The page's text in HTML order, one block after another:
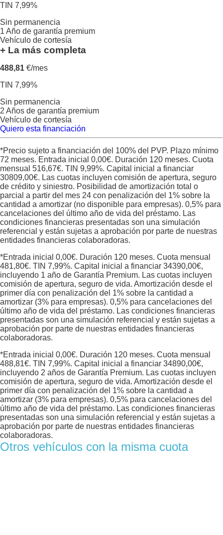
TIN 7,99%
Sin permanencia
1 Año de garantía premium
Vehículo de cortesía
+ La más completa
488,81 €/mes
TIN 7,99%
Sin permanencia
2 Años de garantía premium
Vehículo de cortesía
Quiero esta financiación
*Precio sujeto a financiación del 100% del PVP. Plazo mínimo
72 meses. Entrada inicial 0,00€. Duración 120 meses. Cuota
mensual 516,67€. TIN 9,99%. Capital inicial a financiar
30809,00€. Las cuotas incluyen comisión de apertura, seguro
de crédito y siniestro. Posibilidad de amortización total o
parcial a partir del mes 24 con penalización del 1% sobre la
cantidad a amortizar (no disponible para empresas). 0,5% para
cancelaciones del último año de vida del préstamo. Las
condiciones financieras presentadas son una simulación
referencial y están sujetas a aprobación por parte de nuestras
entidades financieras colaboradoras.
*Entrada inicial 0,00€. Duración 120 meses. Cuota mensual
481,80€. TIN 7,99%. Capital inicial a financiar 34390,00€,
incluyendo 1 año de Garantía Premium. Las cuotas incluyen
comisión de apertura, seguro de vida. Amortización desde el
primer día con penalización del 1% sobre la cantidad a
amortizar (3% para empresas). 0,5% para cancelaciones del
último año de vida del préstamo. Las condiciones financieras
presentadas son una simulación referencial y están sujetas a
aprobación por parte de nuestras entidades financieras
colaboradoras.
*Entrada inicial 0,00€. Duración 120 meses. Cuota mensual
488,81€. TIN 7,99%. Capital inicial a financiar 34890,00€,
incluyendo 2 años de Garantía Premium. Las cuotas incluyen
comisión de apertura, seguro de vida. Amortización desde el
primer día con penalización del 1% sobre la cantidad a
amortizar (3% para empresas). 0,5% para cancelaciones del
último año de vida del préstamo. Las condiciones financieras
presentadas son una simulación referencial y están sujetas a
aprobación por parte de nuestras entidades financieras
colaboradoras.
Otros vehículos con la misma cuota